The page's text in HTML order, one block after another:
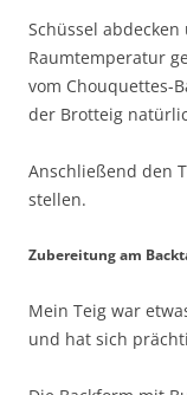
Schüssel
Raumtemperatur
vom Chouquettes-
der Brotteig
Anschließend den
stellen.
Zubereitung am
Mein Teig war
und hat sich